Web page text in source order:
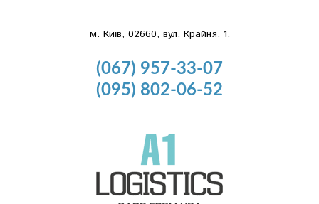
м. Київ, 02660, вул. Крайня, 1.
(067) 957-33-07
(095) 802-06-52